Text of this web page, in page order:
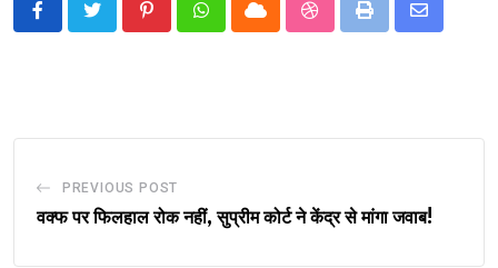
PinterestWhatsappCloud StumbleUpon
Print
Share
PREVIOUS POST
वक्फ पर फिलहाल रोक नहीं, सुप्रीम कोर्ट ने केंद्र से मांगा जवाब!